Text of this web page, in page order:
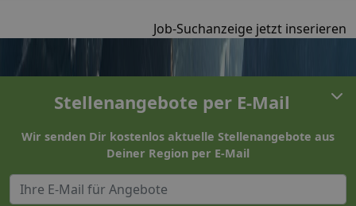
Job-Suchanzeige jetzt inserieren
Stellenangebote per E-Mail
Wir senden Dir kostenlos aktuelle Stellenangebote aus
Deiner Region per E-Mail